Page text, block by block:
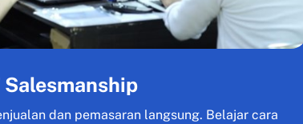
Salesmanship
dan pemasaran langsung. Belajar cara